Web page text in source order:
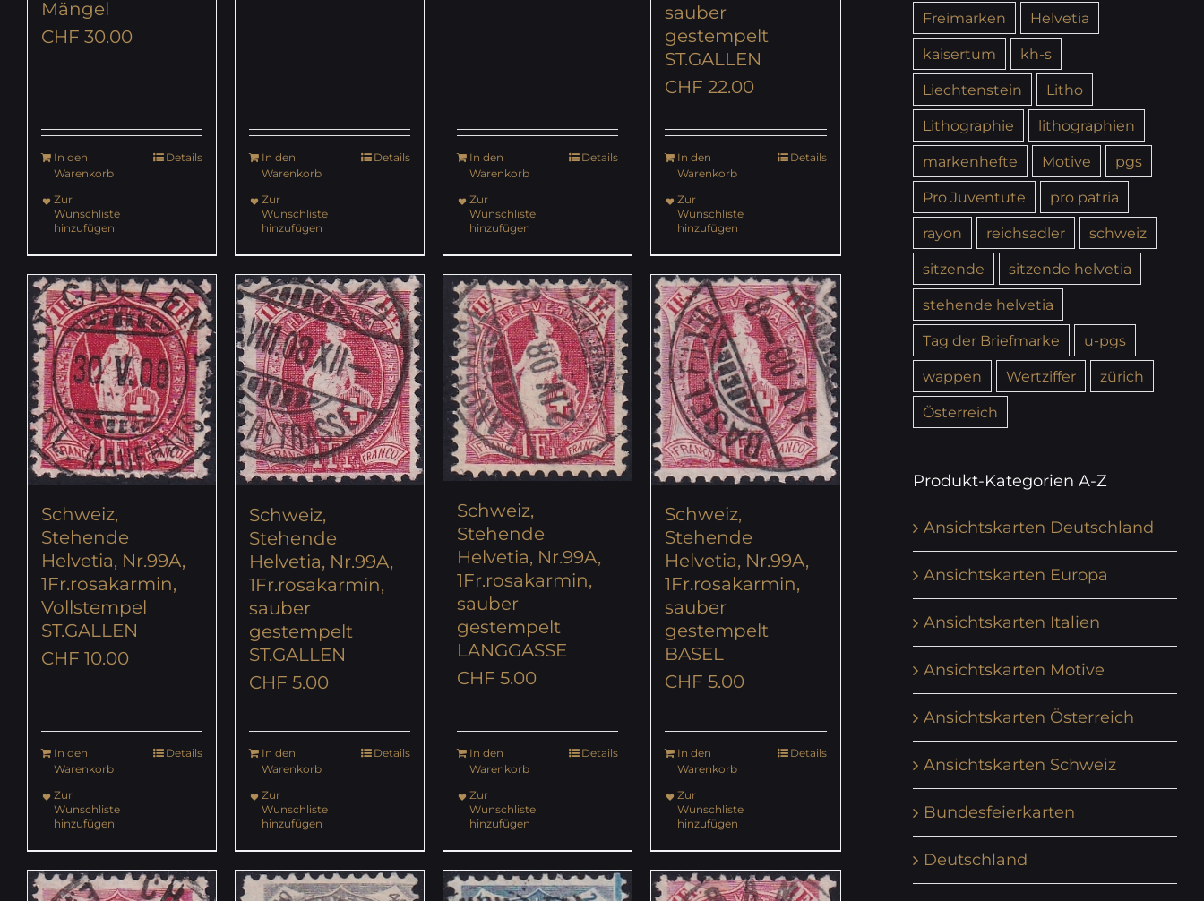
Mängel
CHF 30.00
In den
Warenkorb
Details
Zur
Wunschliste
hinzufügen
In den
Warenkorb
Details
Zur
Wunschliste
hinzufügen
In den
Warenkorb
Details
Zur
Wunschliste
hinzufügen
sauber
gestempelt
ST.GALLEN
CHF 22.00
In den
Warenkorb
Details
Zur
Wunschliste
hinzufügen
Schweiz,
Stehende
Helvetia, Nr.99A,
1Fr.rosakarmin,
Vollstempel
ST.GALLEN
CHF 10.00
In den
Warenkorb
Details
Zur
Wunschliste
hinzufügen
Schweiz,
Stehende
Helvetia, Nr.99A,
1Fr.rosakarmin,
sauber
gestempelt
ST.GALLEN
CHF 5.00
In den
Warenkorb
Details
Zur
Wunschliste
hinzufügen
Schweiz,
Stehende
Helvetia, Nr.99A,
1Fr.rosakarmin,
sauber
gestempelt
LANGGASSE
CHF 5.00
In den
Warenkorb
Details
Zur
Wunschliste
hinzufügen
Schweiz,
Stehende
Helvetia, Nr.99A,
1Fr.rosakarmin,
sauber
gestempelt
BASEL
CHF 5.00
In den
Warenkorb
Details
Zur
Wunschliste
hinzufügen
Freimarken
Helvetia
kaisertum
kh-s
Liechtenstein
Litho
Lithographie
lithographien
markenhefte
Motive
pgs
Pro Juventute
pro patria
rayon
reichsadler
schweiz
sitzende
sitzende helvetia
stehende helvetia
Tag der Briefmarke
u-pgs
wappen
Wertziffer
zürich
Österreich
Produkt-Kategorien A-Z
Ansichtskarten Deutschland
Ansichtskarten Europa
Ansichtskarten Italien
Ansichtskarten Motive
Ansichtskarten Österreich
Ansichtskarten Schweiz
Bundesfeierkarten
Deutschland